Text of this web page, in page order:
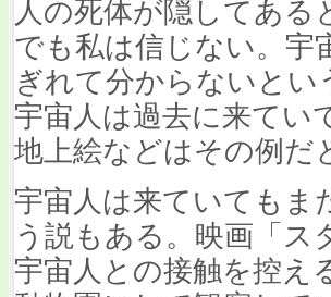
人の死体が隠してある
でも私は信じない。宇
ぎれて分からないと
宇宙人は過去に来てい
地上絵などはその例だ
宇宙人は来ていてもま
う説もある。映画「ス
宇宙人との接触を控え